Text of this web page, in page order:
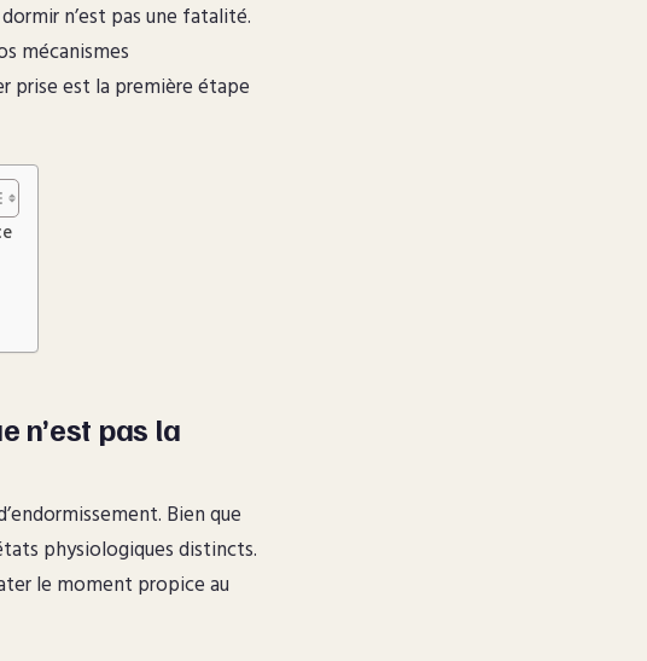
n’est pas une fatalité.
mécanismes
prise est la première étape
n’est pas la
Bien que
physiologiques distincts.
le moment propice au